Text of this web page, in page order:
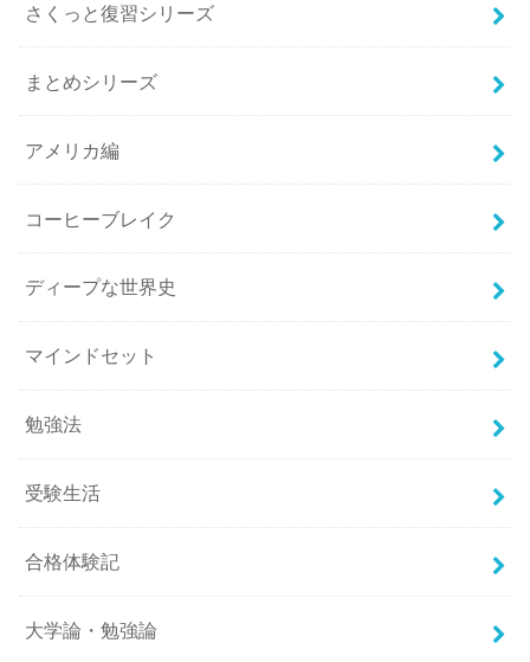
さくっと復習シリーズ
まとめシリーズ
アメリカ編
コーヒーブレイク
ディープな世界史
マインドセット
勉強法
受験生活
合格体験記
大学論・勉強論